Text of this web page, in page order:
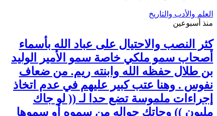
العلم والأدب والتاريخ
منذ أسبوعين
كثر النصب والاحتيال على عباد الله بأسماء
أصحاب سمو ملكي خاصة سمو الأمير الوليد
بن طلال حفظه الله وابنته ريم. من ضعاف
نفوس . وهنا عتب كبير عليهم في عدم اتخاذ
إجراءات ملموسة تضع حدا لـ (( لو جاك
مليون )) وجاتك حواله من سموه أو سموها